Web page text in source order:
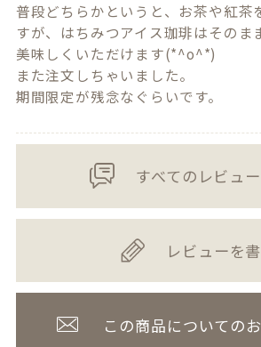
普段どちらかというと、お茶や紅茶
すが、はちみつアイス珈琲はそのま
美味しくいただけます(*^o^*)
また注文しちゃいました。
期間限定が残念なぐらいです。
すべてのレビュ
レビューを書
この商品についての